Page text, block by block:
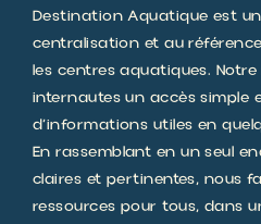
Destination Aquatique est
centralisation et au
les centres aquatiques.
internautes un accès simple
d’informations utiles en
En rassemblant en un seul
claires et pertinentes, nous
ressources pour tous, dans